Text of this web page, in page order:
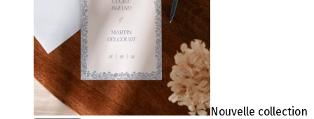
Nouvelle collection